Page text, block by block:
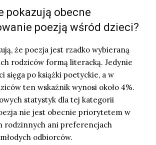
pokazują obecne
poezją wśród dzieci?
że poezja jest rzadko wybieraną
rodziców formą literacką. Jedynie
sięga po książki poetyckie, a w
ten wskaźnik wynosi około 4%.
statystyk dla tej kategorii
nie jest obecnie priorytetem w
rodzinnych ani preferencjach
odbiorców.